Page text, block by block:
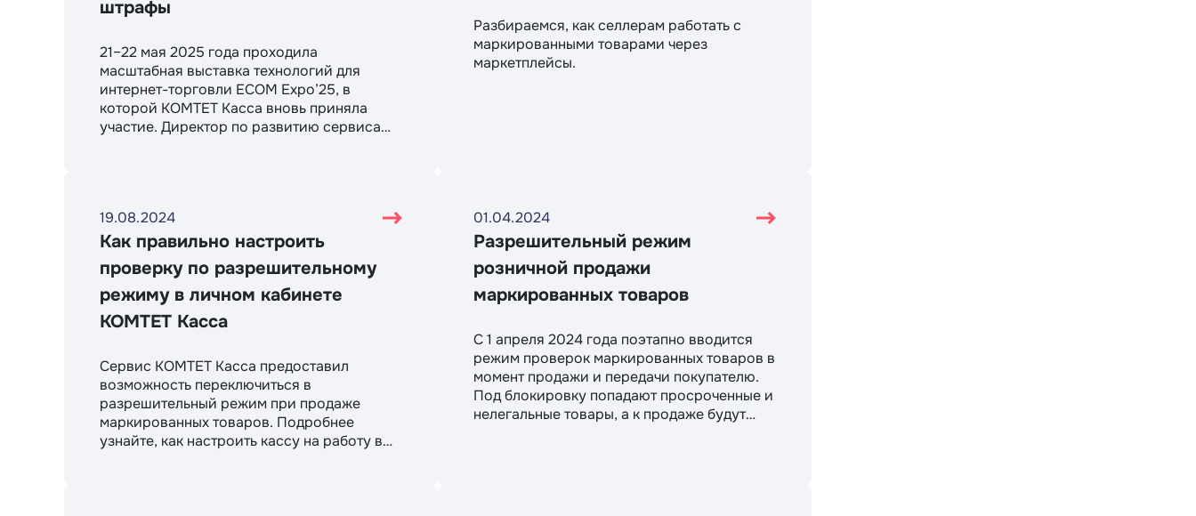
штрафы
21–22 мая 2025 года проходила
масштабная выставка технологий для
интернет-торговли ECOM Expo’25, в
которой КОМТЕТ Касса вновь приняла
участие. Директор по развитию сервиса
котором были рассмотрены все основные
платежные методы, а также выявлены узкие
формировании чека и получить штраф по
54-ФЗ. Наша команда подготовила статью,
в которой выделены основные тезисы и
выводы выступления.
Разбираемся, как селлерам работать с
маркированными товарами через
маркетплейсы.
19.08.2024
Как правильно настроить
проверку по разрешительному
режиму в личном кабинете
КОМТЕТ Касса
Сервис КОМТЕТ Касса предоставил
возможность переключиться в
разрешительный режим при продаже
маркированных товаров. Подробнее
узнайте, как настроить кассу на работу в
01.04.2024
Разрешительный режим
розничной продажи
маркированных товаров
С 1 апреля 2024 года поэтапно вводится
режим проверок маркированных товаров в
момент продажи и передачи покупателю.
Под блокировку попадают просроченные и
нелегальные товары, а к продаже будут